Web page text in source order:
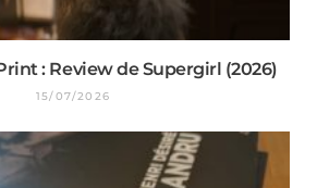
: Review de Supergirl (2026)
15/07/2026